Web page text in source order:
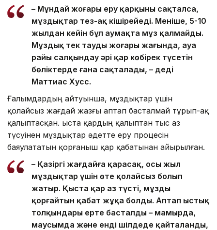
– Мұндай жоғары еру қарқыны сақталса,
мұздықтар тез-ақ кішірейеді. Меніңше, 5-10
жылдан кейін бұл аумақта мұз қалмайды.
Мұздық тек таудың жоғары жағында, ауа
райы салқындау әрі қар көбірек түсетін
бөліктерде ғана сақталады, – деді
Маттиас Хусс.
Ғалымдардың айтуынша, мұздықтар үшін
қолайсыз жағдай жазғы аптап басталмай тұрып-ақ
қалыптасқан. Қыста қардың қалыптан тыс аз
түсуінен мұздықтар әдетте еру процесін
баяулататын қорғаныш қар қабатынан айырылған.
– Қазіргі жағдайға қарасақ, осы жыл
мұздықтар үшін өте қолайсыз болып
жатыр. Қыста қар аз түсті, мұзды
қорғайтын қабат жұқа болды. Аптап ыстық
толқындары ерте басталды – мамырда,
маусымда және енді шілдеде қайталанды,